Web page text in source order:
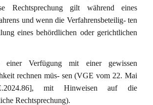
Rechtsprechung gilt während eines
und wenn die Verfahrensbeteilig- ten
eines behördlichen oder gerichtlichen
Verfügung mit einer gewissen
rechnen müs- sen (VGE vom 22. Mai
mit Hinweisen auf die
Rechtsprechung).